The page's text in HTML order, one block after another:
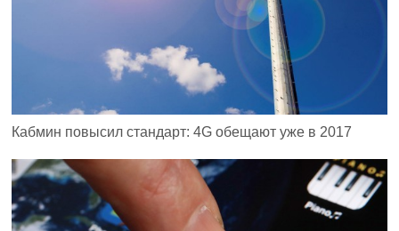
Кабмин повысил стандарт: 4G обещают уже в 2017